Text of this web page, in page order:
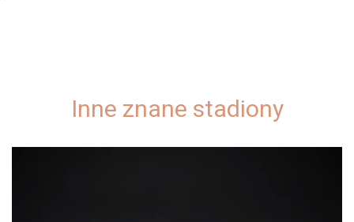
Inne znane stadiony